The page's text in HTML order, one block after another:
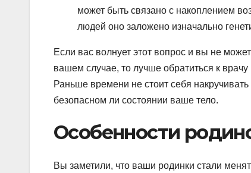
может быть связано с накоплением
людей оно заложено изначально
Если вас волнует этот вопрос и вы не
вашем случае, то лучше обратиться к
Раньше времени не стоит себя
безопасном ли состоянии ваше тело.
Особенности
Вы заметили, что ваши родинки стали